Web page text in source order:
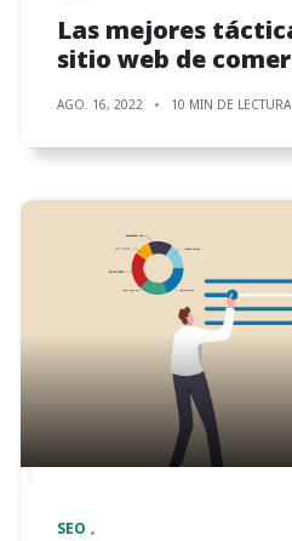
Las mejores
sitio web de
AGO. 16, 2022 10 MIN DE LECTURA
SEO